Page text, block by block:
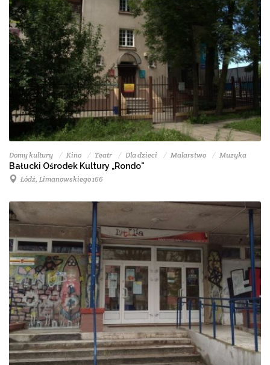
Domy kultury Kino Teatr Dla dzieci Malarstwo Muzyka
Bałucki Ośrodek Kultury „Rondo"
Łódź, Limanowskiego 166